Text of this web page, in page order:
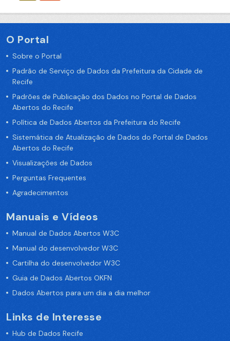
O Portal
Sobre o Portal
Padrão de Serviço de Dados da Prefeitura da Cidade de
Recife
Padrões de Publicação dos Dados no Portal de Dados
Abertos do Recife
Política de Dados Abertos da Prefeitura do Recife
Sistemática de Atualização de Dados do Portal de Dados
Abertos do Recife
Visualizações de Dados
Perguntas Frequentes
Agradecimentos
Manuais e Vídeos
Manual de Dados Abertos W3C
Manual do desenvolvedor W3C
Cartilha do desenvolvedor W3C
Guia de Dados Abertos OKFN
Dados Abertos para um dia a dia melhor
Links de Interesse
Hub de Dados Recife